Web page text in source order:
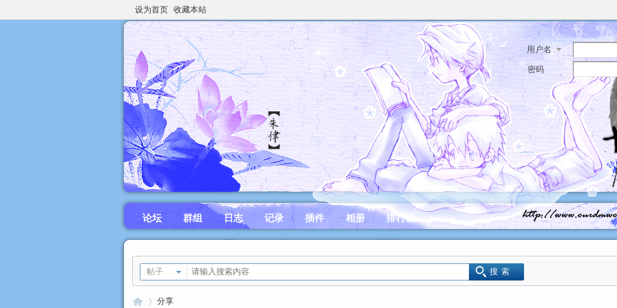
设为首页 收藏本站
用户名
密码
论坛 群组 日志 记录 插件 相册 排行榜
帖子 搜索
分享